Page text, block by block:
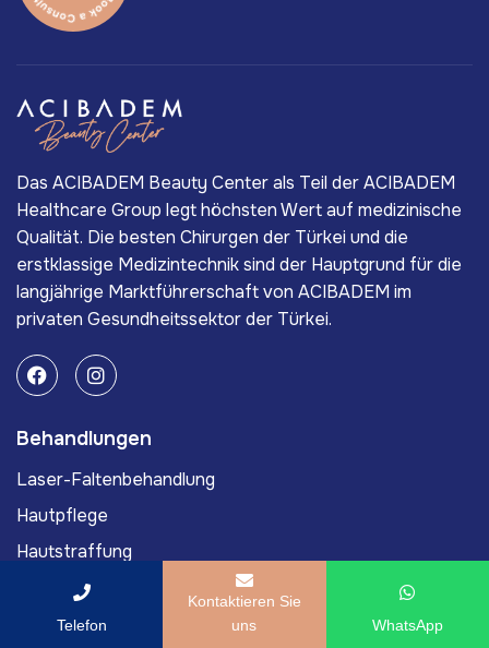
Das ACIBADEM Beauty Center als Teil der ACIBADEM
Healthcare Group legt höchsten Wert auf medizinische
Qualität. Die besten Chirurgen der Türkei und die
erstklassige Medizintechnik sind der Hauptgrund für die
langjährige Marktführerschaft von ACIBADEM im
privaten Gesundheitssektor der Türkei.
Behandlungen
Laser-Faltenbehandlung
Hautpflege
Hautstraffung
Cellulite Behandlung
Muttermalentfernung
Telefon
Kontaktieren Sie
uns
WhatsApp